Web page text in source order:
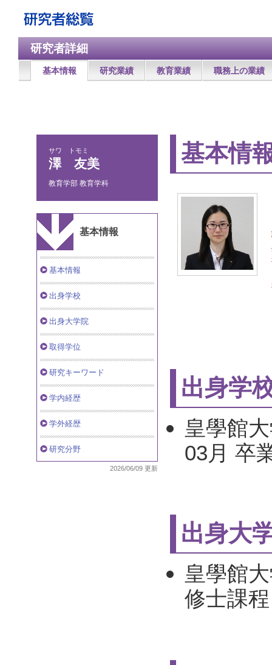
研究者詳細
基本情報 研究業績 教育業績 職務上の業績
サワ トモミ
澤 友美
教育学部 教育学科
基本情報
基本情報
出身学校
出身大学院
取得学位
研究キーワード
学内経歴
学外経歴
研究分野
2026/06/09 更新
基本情
出身学
皇學館
03月 卒
出身大
皇學館
修士課